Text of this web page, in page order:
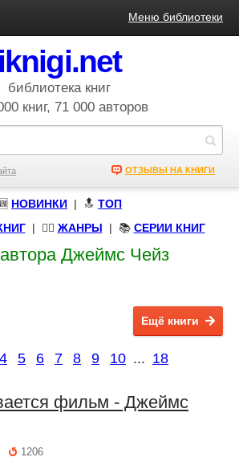
Меню библиотеки
iknigi.net
библиотека книг
книг, 71 000 авторов
ОТЗЫВЫ НА КНИГИ
НОВИНКИ | 🔝 ТОП
| 🧝‍♀️ ЖАНРЫ | 📚 СЕРИИ КНИГ
Джеймс Чейз
Ещё книги
4 5 6 7 8 9 10 ... 18
фильм - Джеймс
1206